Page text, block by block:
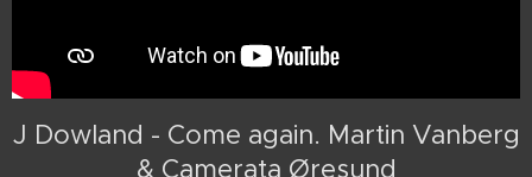
J Dowland - Come again. Martin Vanberg
& Camerata Øresund